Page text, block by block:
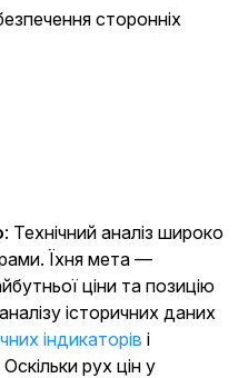
сторонніх
: Технічний аналіз широко
Їхня мета —
ціни та позицію
історичних даних
індикаторів і
рух цін у